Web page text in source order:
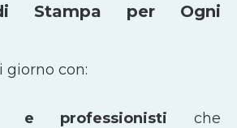
Stampa per Ogni
giorno con:
e professionisti che